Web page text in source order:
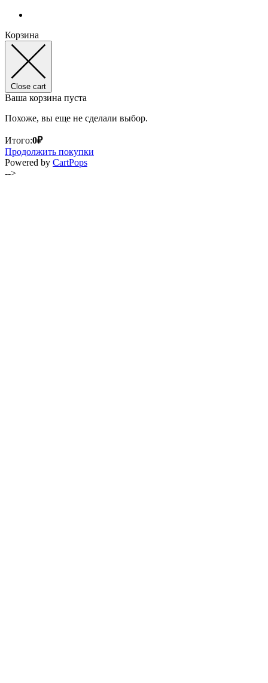
Корзина
Close cart
Ваша корзина пуста
Похоже, вы еще не сделали выбор.
Итого:0₽
Продолжить покупки
Powered by CartPops(opens
-->